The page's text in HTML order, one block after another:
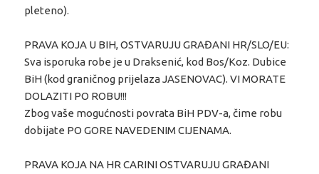
pleteno).
PRAVA KOJA U BIH, OSTVARUJU GRAĐANI HR/SLO/EU:
Sva isporuka robe je u Draksenić, kod Bos/Koz. Dubice
BiH (kod graničnog prijelaza JASENOVAC). VI MORATE
DOLAZITI PO ROBU!!!
Zbog vaše mogućnosti povrata BiH PDV-a, čime robu
dobijate PO GORE NAVEDENIM CIJENAMA.
PRAVA KOJA NA HR CARINI OSTVARUJU GRAĐANI